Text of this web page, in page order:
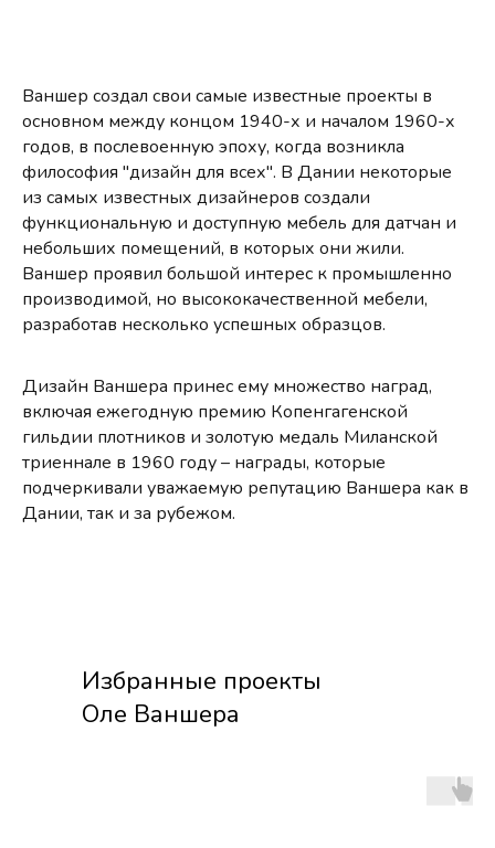
Ваншер создал свои самые известные проекты в
основном между концом 1940-х и началом 1960-х
годов, в послевоенную эпоху, когда возникла
философия "дизайн для всех". В Дании некоторые
из самых известных дизайнеров создали
функциональную и доступную мебель для датчан и
небольших помещений, в которых они жили.
Ваншер проявил большой интерес к промышленно
производимой, но высококачественной мебели,
разработав несколько успешных образцов.
Дизайн Ваншера принес ему множество наград,
включая ежегодную премию Копенгагенской
гильдии плотников и золотую медаль Миланской
триеннале в 1960 году – награды, которые
подчеркивали уважаемую репутацию Ваншера как в
Дании, так и за рубежом.
Избранные проекты
Оле Ваншера